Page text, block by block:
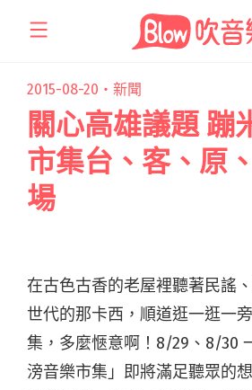
2015-08-20・ 新聞
關心高雄議題 蹦
市集台、客、原
場
在古色古香的老屋裡聽著民謠
世代的那卡西，順道逛一逛一
集，多麼愜意啊！8/29、8/30
滂音樂市集」即將滿足聽眾的